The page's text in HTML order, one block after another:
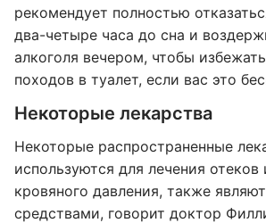
рекомендует полностью
два-четыре часа до сна и
алкоголя вечером, чтобы
походов в туалет, если вас это
Некоторые лекарства
Некоторые распространенные
используются для лечения отеков
кровяного давления, также
средствами, говорит доктор